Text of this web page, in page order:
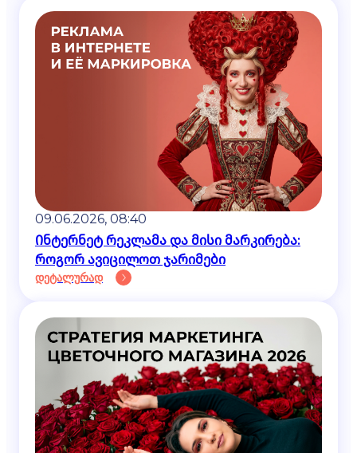
09.06.2026, 08:40
Ინტერნეტ რეკლამა და მისი მარკირება:
როგორ ავიცილოთ ჯარიმები
დეტალურად